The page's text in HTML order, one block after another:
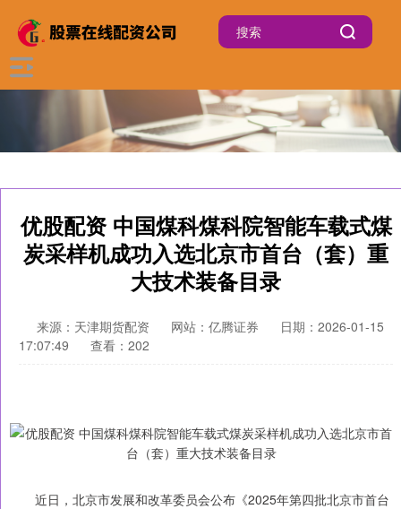
优股配资 中国煤科煤科院智能车载式煤
炭采样机成功入选北京市首台（套）重
大技术装备目录
来源：天津期货配资 网站：亿腾证券
日期：2026-01-15
17:07:49
查看：202
近日，北京市发展和改革委员会公布《2025年第四批北京市首台